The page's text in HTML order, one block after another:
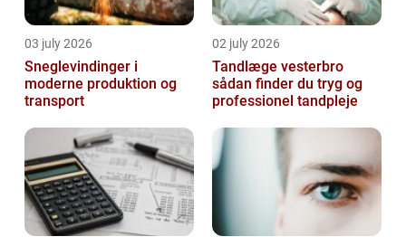
03 july 2026
Sneglevindinger i
moderne produktion og
transport
02 july 2026
Tandlæge vesterbro
sådan finder du tryg og
professionel tandpleje